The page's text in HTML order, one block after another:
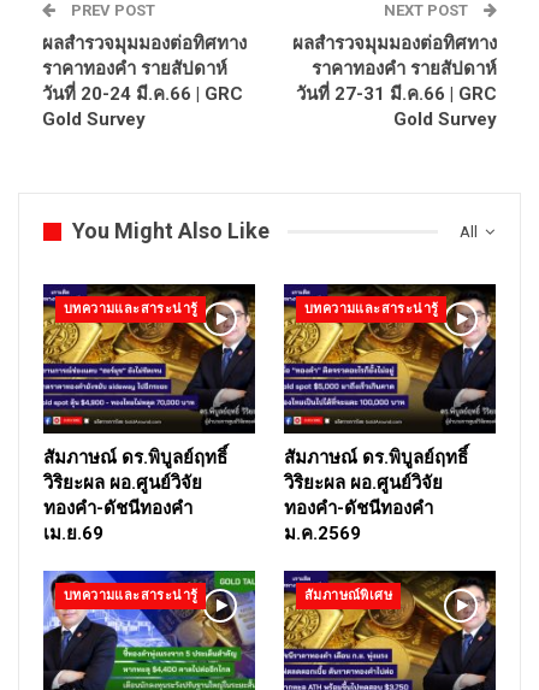
PREV POST
ผลสำรวจมุมมองต่อทิศทาง
ราคาทองคำ รายสัปดาห์
วันที่ 20-24 มี.ค.66 | GRC
Gold Survey
NEXT POST
ผลสำรวจมุมมองต่อทิศทาง
ราคาทองคำ รายสัปดาห์
วันที่ 27-31 มี.ค.66 | GRC
Gold Survey
All
You Might Also Like
บทความและสาระน่ารู้
สัมภาษณ์ ดร.พิบูลย์ฤทธิ์
วิริยะผล ผอ.ศูนย์วิจัย
ทองคำ-ดัชนีทองคำ
เม.ย.69
บทความและสาระน่ารู้
สัมภาษณ์ ดร.พิบูลย์ฤทธิ์
วิริยะผล ผอ.ศูนย์วิจัย
ทองคำ-ดัชนีทองคำ
ม.ค.2569
บทความและสาระน่ารู้ สัมภาษณ์พิเศษ